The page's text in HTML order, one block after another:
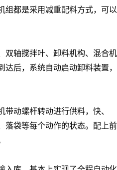
组都是采用减重配料方式，可以
双轴搅拌叶、卸料机构、混合机
后，系统自动启动卸料装置，
动螺杆转动进行供料，快、
落袋等每个动作的状态。配上前